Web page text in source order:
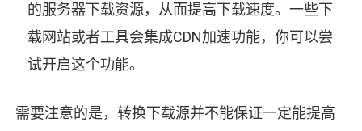
的服务器下载资源，从而提高下载速度。一些下
载网站或者工具会集成CDN加速功能，你可以尝
试开启这个功能。
需要注意的是，转换下载源并不能保证一定能提高